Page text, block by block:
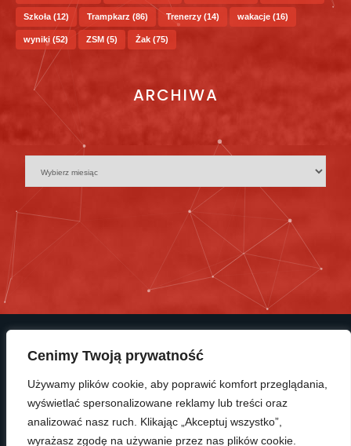
Cenimy Twoją prywatność
Używamy plików cookie, aby poprawić komfort przeglądania,
wyświetlać spersonalizowane reklamy lub treści oraz
analizować nasz ruch. Klikając „Akceptuj wszystko”,
wyrażasz zgodę na używanie przez nas plików cookie.
Szkoła (12) Trampkarz (86) Trenerzy (14) wakacje (16)
wyniki (52) ZSM (5) Żak (75)
ARCHIWA
© Copyright 2025 KP Polonia Bydgoszcz